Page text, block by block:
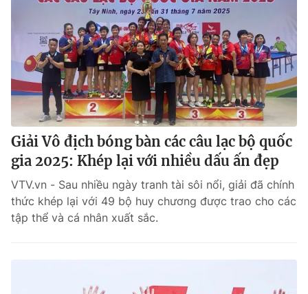
Giải Vô địch bóng bàn các câu lạc bộ quốc
gia 2025: Khép lại với nhiều dấu ấn đẹp
VTV.vn - Sau nhiều ngày tranh tài sôi nổi, giải đã chính
thức khép lại với 49 bộ huy chương được trao cho các
tập thể và cá nhân xuất sắc.